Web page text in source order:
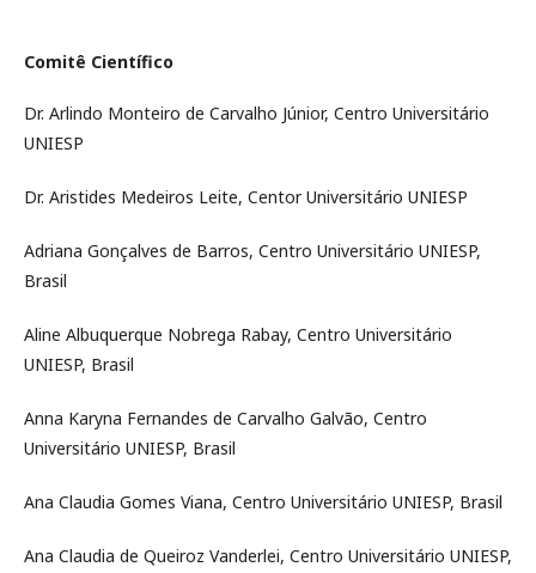
Comitê Científico
Dr. Arlindo Monteiro de Carvalho Júnior, Centro Universitário
UNIESP
Dr. Aristides Medeiros Leite, Centor Universitário UNIESP
Adriana Gonçalves de Barros, Centro Universitário UNIESP,
Brasil
Aline Albuquerque Nobrega Rabay, Centro Universitário
UNIESP, Brasil
Anna Karyna Fernandes de Carvalho Galvão, Centro
Universitário UNIESP, Brasil
Ana Claudia Gomes Viana, Centro Universitário UNIESP, Brasil
Ana Claudia de Queiroz Vanderlei, Centro Universitário UNIESP,